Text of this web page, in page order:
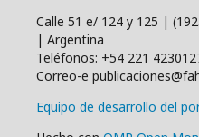
Calle 51 e/ 124 y 125 |
| Argentina
Teléfonos: +54 221
Correo-e
Equipo de desarrollo del